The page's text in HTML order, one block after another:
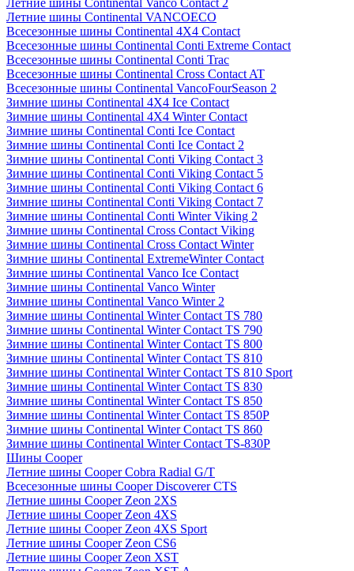
Летние шины Continental Vanco Contact 2
Летние шины Continental VANCOECO
Всесезонные шины Continental 4X4 Contact
Всесезонные шины Continental Conti Extreme Contact
Всесезонные шины Continental Conti Trac
Всесезонные шины Continental Cross Contact AT
Всесезонные шины Continental VancoFourSeason 2
Зимние шины Continental 4X4 Ice Contact
Зимние шины Continental 4X4 Winter Contact
Зимние шины Continental Conti Ice Contact
Зимние шины Continental Conti Ice Contact 2
Зимние шины Continental Conti Viking Contact 3
Зимние шины Continental Conti Viking Contact 5
Зимние шины Continental Conti Viking Contact 6
Зимние шины Continental Conti Viking Contact 7
Зимние шины Continental Conti Winter Viking 2
Зимние шины Continental Cross Contact Viking
Зимние шины Continental Cross Contact Winter
Зимние шины Continental ExtremeWinter Contact
Зимние шины Continental Vanco Ice Contact
Зимние шины Continental Vanco Winter
Зимние шины Continental Vanco Winter 2
Зимние шины Continental Winter Contact TS 780
Зимние шины Continental Winter Contact TS 790
Зимние шины Continental Winter Contact TS 800
Зимние шины Continental Winter Contact TS 810
Зимние шины Continental Winter Contact TS 810 Sport
Зимние шины Continental Winter Contact TS 830
Зимние шины Continental Winter Contact TS 850
Зимние шины Continental Winter Contact TS 850P
Зимние шины Continental Winter Contact TS 860
Зимние шины Continental Winter Contact TS-830P
Шины Cooper
Летние шины Cooper Cobra Radial G/T
Всесезонные шины Cooper Discoverer CTS
Летние шины Cooper Zeon 2XS
Летние шины Cooper Zeon 4XS
Летние шины Cooper Zeon 4XS Sport
Летние шины Cooper Zeon CS6
Летние шины Cooper Zeon XST